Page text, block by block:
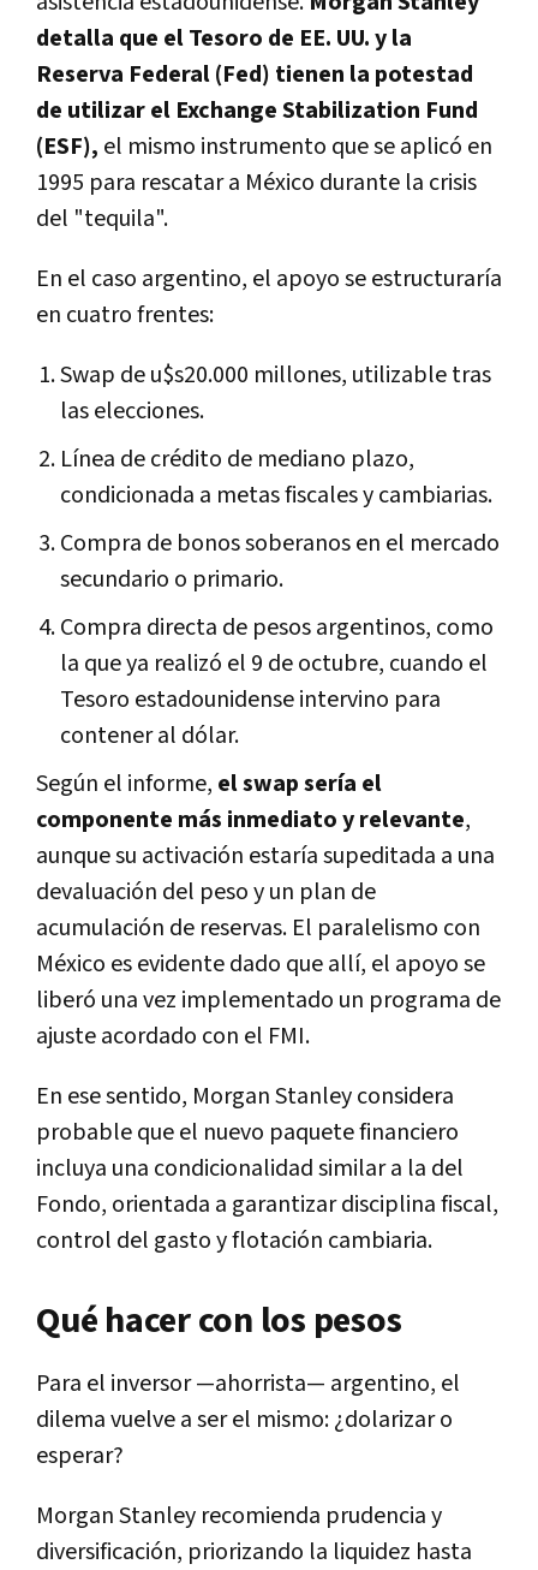
detalla que elTesoro de EE. UU. y la
Reserva Federal (Fed) tienen la potestad
de utilizar el Exchange Stabilization Fund
(ESF), el mismo instrumento que se aplicó en
1995 para rescatar a México durante la crisis
del "tequila".
En el caso argentino, el apoyo se estructuraría
en cuatro frentes:
Swap de u$s20.000 millones, utilizable tras
las elecciones.
Línea de crédito de mediano plazo,
condicionada a metas fiscales y cambiarias.
Compra de bonos soberanosen el mercado
secundario o primario.
Compra directa de pesos argentinos, como
la que ya realizó el 9 de octubre, cuando el
Tesoro estadounidense intervino para
contener al dólar.
Según el informe, el swap sería el
componente más inmediato y relevante,
aunque su activación estaría supeditada a una
devaluación del peso y un plan de
acumulación de reservas. El paralelismo con
México es evidente dado que allí, el apoyo se
liberó una vez implementado un programa de
ajuste acordado con el FMI.
En ese sentido, Morgan Stanley considera
probable que el nuevo paquete financiero
incluya una condicionalidad similar a la del
Fondo, orientada a garantizar disciplina fiscal,
control del gasto yflotación cambiaria.
Qué hacer con los pesos
Para el inversor —ahorrista— argentino, el
dilema vuelve a ser el mismo:¿dolarizar o
esperar?
Morgan Stanley recomienda prudenciay
diversificación, priorizando la liquidez hasta